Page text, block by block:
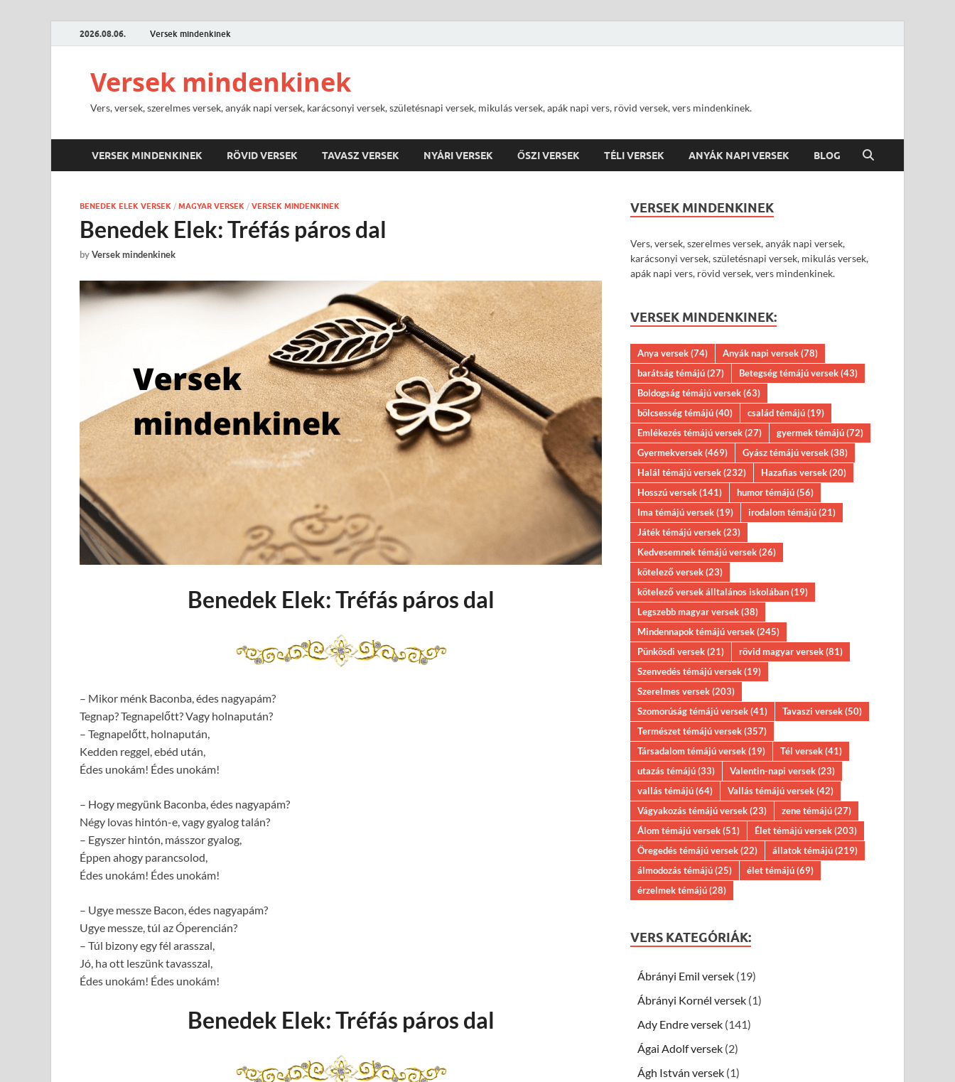
2026.08.06. Versek mindenkinek
Versek mindenkinek
Vers, versek, szerelmes versek, anyák napi versek, karácsonyi versek, születésnapi versek, mikulás versek, apák napi vers, rövid versek, vers mindenkinek.
VERSEK MINDENKINEK RÖVID VERSEK TAVASZ VERSEK NYÁRI VERSEK ŐSZI VERSEK TÉLI VERSEK ANYÁK NAPI VERSEK BLOG
BENEDEK ELEK VERSEK / MAGYAR VERSEK / VERSEK MINDENKINEK
Benedek Elek: Tréfás páros dal
byVersek mindenkinek
Benedek Elek: Tréfás páros dal
– Mikor ménk Baconba, édes nagyapám?
Tegnap? Tegnapelőtt? Vagy holnapután?
– Tegnapelőtt, holnapután,
Kedden reggel, ebéd után,
Édes unokám! Édes unokám!
– Hogy megyünk Baconba, édes nagyapám?
Négy lovas hintón-e, vagy gyalog talán?
– Egyszer hintón, másszor gyalog,
Éppen ahogy parancsolod,
Édes unokám! Édes unokám!
– Ugye messze Bacon, édes nagyapám?
Ugye messze, túl az Óperencián?
– Túl bizony egy fél arasszal,
Jó, ha ott leszünk tavasszal,
Édes unokám! Édes unokám!
Benedek Elek: Tréfás páros dal
VERSEK MINDENKINEK
Vers, versek, szerelmes versek, anyák napi versek,
karácsonyi versek, születésnapi versek, mikulás versek,
apák napi vers, rövid versek, vers mindenkinek.
VERSEK MINDENKINEK:
Anya versek(74) Anyák napi versek(78)
barátság témájú(27) Betegség témájú versek(43)
Boldogság témájú versek(63)
bölcsesség témájú(40) család témájú(19)
Emlékezés témájú versek(27) gyermek témájú(72)
Gyermekversek(469) Gyász témájú versek(38)
Halál témájú versek(232) Hazafias versek(20)
Hosszú versek(141) humor témájú(56)
Ima témájú versek(19) irodalom témájú(21)
Játék témájú versek(23)
Kedvesemnek témájú versek(26)
kötelező versek(23)
kötelező versek álltalános iskolában(19)
Legszebb magyar versek(38)
Mindennapok témájú versek(245)
Pünkösdi versek(21) rövid magyar versek(81)
Szenvedés témájú versek(19)
Szerelmes versek(203)
Szomorúság témájú versek(41) Tavaszi versek(50)
Természet témájú versek(357)
Társadalom témájú versek(19) Tél versek(41)
utazás témájú(33) Valentin-napi versek(23)
vallás témájú(64) Vallás témájú versek(42)
Vágyakozás témájú versek(23) zene témájú(27)
Álom témájú versek(51) Élet témájú versek(203)
Öregedés témájú versek(22) állatok témájú(219)
álmodozás témájú(25) élet témájú(69)
érzelmek témájú(28)
VERS KATEGÓRIÁK:
Ábrányi Emil versek (19)
Ábrányi Kornél versek (1)
Ady Endre versek (141)
Ágai Adolf versek (2)
Ágh István versek (1)